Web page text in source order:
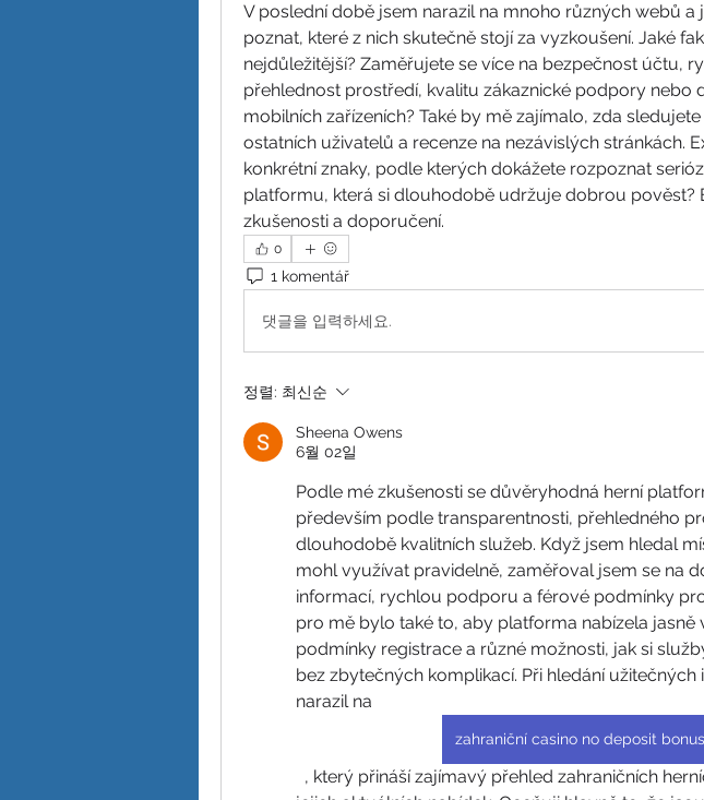
V poslední době jsem narazil na mnoho různých webů a
poznat, které z nich skutečně stojí za vyzkoušení. Jaké
nejdůležitější? Zaměřujete se více na bezpečnost účtu,
přehlednost prostředí, kvalitu zákaznické podpory nebo
mobilních zařízeních? Také by mě zajímalo, zda
ostatních uživatelů a recenze na nezávislých stránkách.
konkrétní znaky, podle kterých dokážete rozpoznat
platformu, která si dlouhodobě udržuje dobrou pověst?
zkušenosti a doporučení.
0
1 komentář
댓글을 입력하세요.
정렬: 최신순
Sheena Owens
6월 02일
Podle mé zkušenosti se důvěryhodná herní
především podle transparentnosti, přehledného
dlouhodobě kvalitních služeb. Když jsem hledal
mohl využívat pravidelně, zaměřoval jsem se na
informací, rychlou podporu a férové podmínky
pro mě bylo také to, aby platforma nabízela jasně
podmínky registrace a různé možnosti, jak si
bez zbytečných komplikací. Při hledání užitečných
narazil na
zahraniční casino no deposit bonus